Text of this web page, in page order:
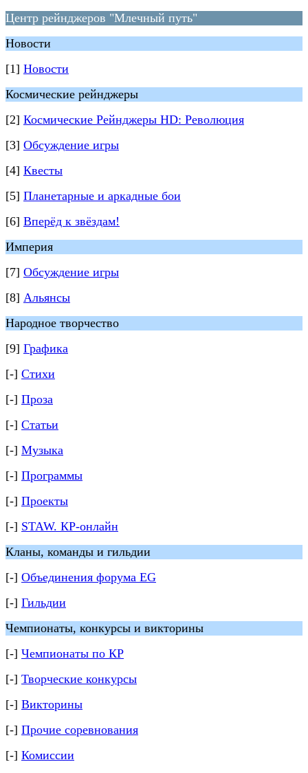
Центр рейнджеров "Млечный путь"
Новости
[1] Новости
Космические рейнджеры
[2] Космические Рейнджеры HD: Революция
[3] Обсуждение игры
[4] Квесты
[5] Планетарные и аркадные бои
[6] Вперёд к звёздам!
Империя
[7] Обсуждение игры
[8] Альянсы
Народное творчество
[9] Графика
[-] Стихи
[-] Проза
[-] Статьи
[-] Музыка
[-] Программы
[-] Проекты
[-] STAW. КР-онлайн
Кланы, команды и гильдии
[-] Объединения форума EG
[-] Гильдии
Чемпионаты, конкурсы и викторины
[-] Чемпионаты по КР
[-] Творческие конкурсы
[-] Викторины
[-] Прочие соревнования
[-] Комиссии